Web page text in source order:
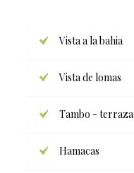
Vista a la bahia
Vista de lomas
Tambo - terraza
Hamacas